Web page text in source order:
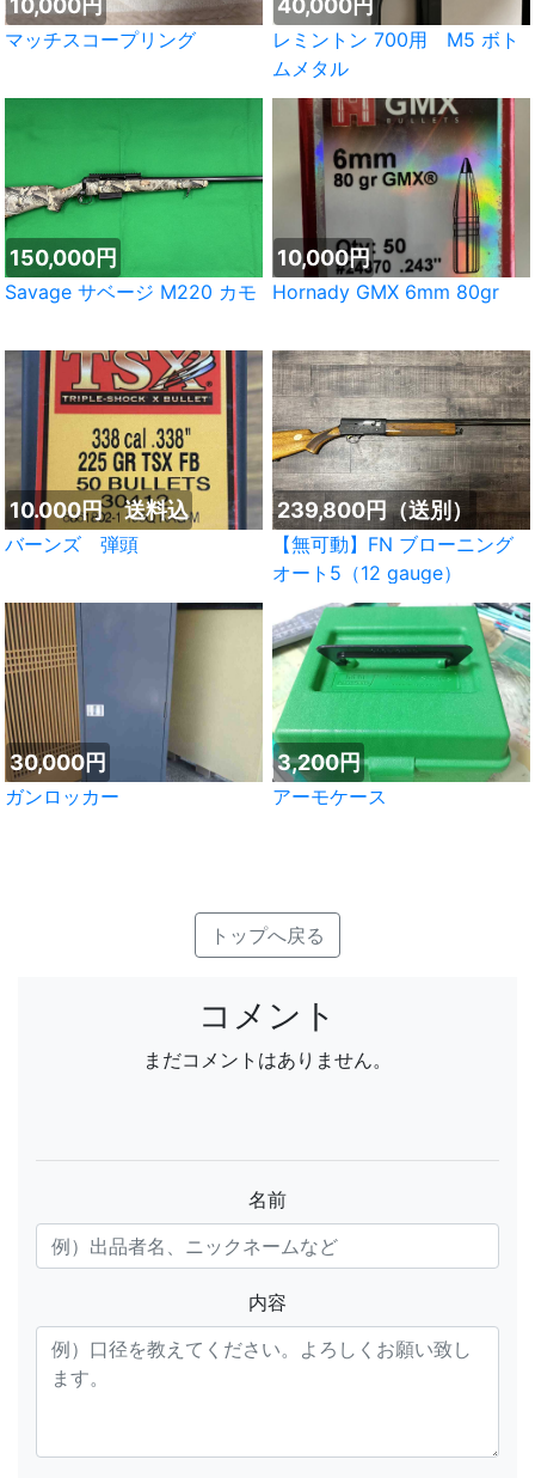
10,000円
マッチスコープリング
40,000円
レミントン 700用 M5 ボト
ムメタル
150,000円
Savage サベージ M220 カモ
10,000円
Hornady GMX 6mm 80gr
10.000円 送料込
バーンズ 弾頭
239,800円（送別）
【無可動】FN ブローニング
オート5（12 gauge）
30,000円
ガンロッカー
3,200円
アーモケース
トップへ戻る
コメント
まだコメントはありません。
名前
内容